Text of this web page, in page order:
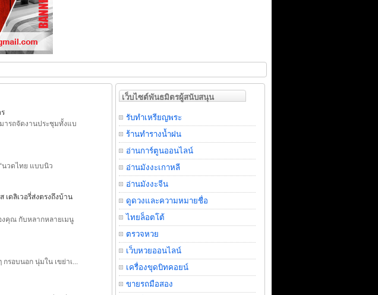
ารถจัดงานประชุมทั้งแบ
นวดไทย แบบนิว
ดลิเวอรี่ส่งตรงถึงบ้าน
งคุณ กับหลากหลายเมนู
รอบนอก นุ่มใน เขย่าเ...
เว็บไซต์พันธมิตรผู้สนับสนุน
รับทำเหรียญพระ
ร้านทำรางน้ำฝน
อ่านการ์ตูนออนไลน์
อ่านมังงะเกาหลี
อ่านมังงะจีน
ดูดวงและความหมายชื่อ
ไทยล็อตโต้
ตรวจหวย
เว็บหวยออนไลน์
เครื่องขุดบิทคอยน์
ขายรถมือสอง